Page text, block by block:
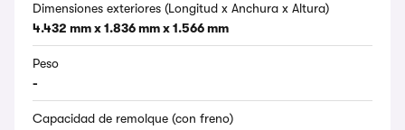
Dimensiones exteriores (Longitud x Anchura x Altura)
4.432 mm x 1.836 mm x 1.566 mm
Peso
-
Capacidad de remolque (con freno)